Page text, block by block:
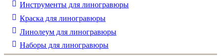
Инструменты для линогравюры
Краска для линогравюры
Линолеум для линогравюры
Наборы для линогравюры